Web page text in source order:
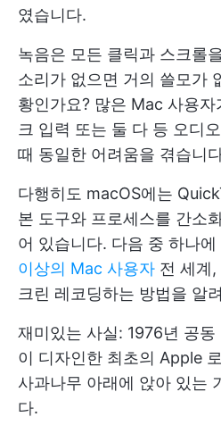
였습니다.
녹음은 모든 클릭과 스크롤
소리가 없으면 거의 쓸모가
황인가요? 많은 Mac 사용
크 입력 또는 둘 다 등 오디
때 동일한 어려움을 겪습니
다행히도 macOS에는
본 도구와 프로세스를 간소
어 있습니다. 다음 중 하나
이상의 Mac 사용자 전 세계,
크린 레코딩하는 방법을 알
재미있는 사실: 1976년 공
이 디자인한 최초의 Apple
사과나무 아래에 앉아 있는
다.